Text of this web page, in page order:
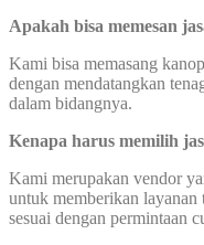
Apakah bisa memesan
Kami bisa memasang
dengan mendatangkan
dalam bidangnya.
Kenapa harus memilih
Kami merupakan vendor
untuk memberikan
sesuai dengan permintaan